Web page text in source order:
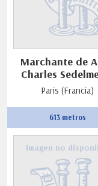
Marchante de
Charles
Paris (Francia)
613 metros
Imagen no